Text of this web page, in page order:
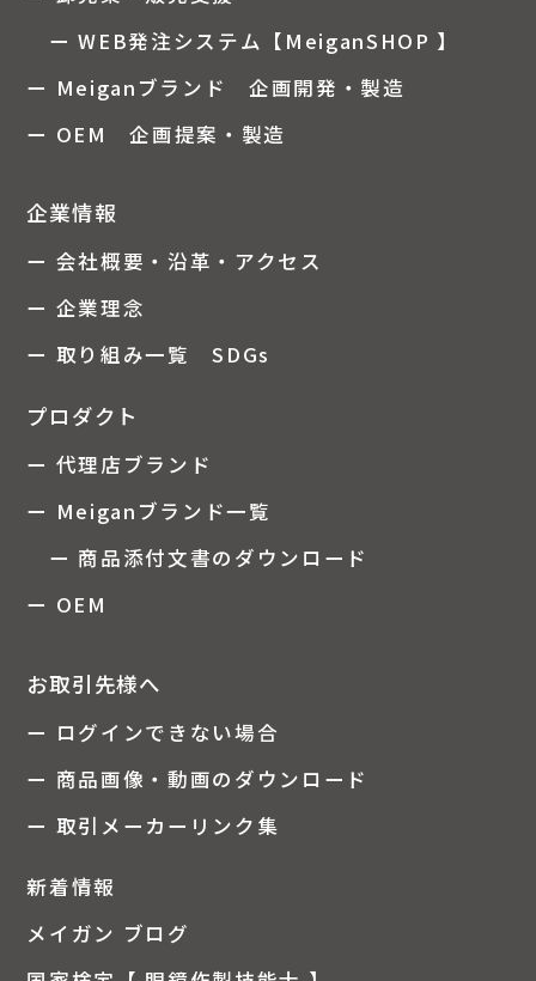
ー WEB発注システム【MeiganSHOP 】
ー Meiganブランド 企画開発・製造
ー OEM 企画提案・製造
企業情報
ー 会社概要・沿革・アクセス
ー 企業理念
ー 取り組み一覧 SDGs
プロダクト
ー 代理店ブランド
ー Meiganブランド一覧
ー 商品添付文書のダウンロード
ー OEM
お取引先様へ
ー ログインできない場合
ー 商品画像・動画のダウンロード
ー 取引メーカーリンク集
新着情報
メイガン ブログ